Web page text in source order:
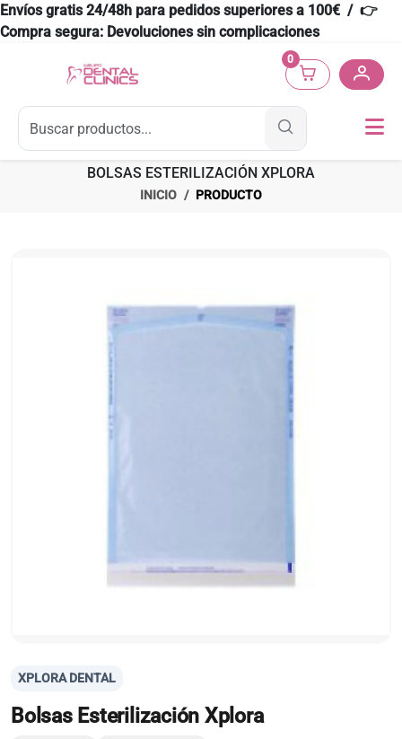
Envíos gratis 24/48h para pedidos superiores a 100€ / 👉
Compra segura: Devoluciones sin complicaciones
0
BOLSAS ESTERILIZACIÓN XPLORA
INICIO PRODUCTO
XPLORA DENTAL
Bolsas Esterilización Xplora